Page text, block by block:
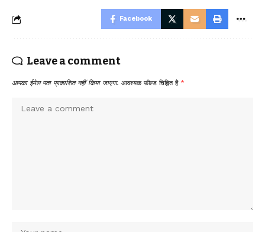
Facebook
Leave a comment
आपका ईमेल पता प्रकाशित नहीं किया जाएगा. आवश्यक फ़ील्ड चिह्नित हैं *